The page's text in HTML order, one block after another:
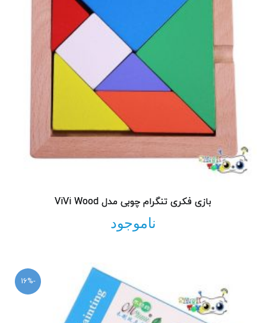
بازی فکری تنگرام چوبی مدل ViVi Wood
ناموجود
-16%